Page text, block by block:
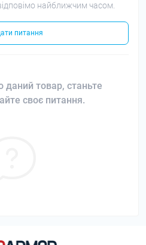
найближчим часом.
питання
даний товар, станьте
своє питання.